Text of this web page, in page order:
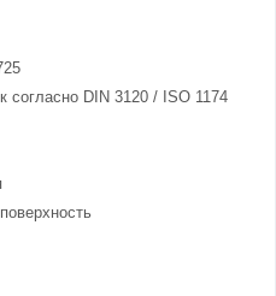
согласно DIN 3120 / ISO 1174